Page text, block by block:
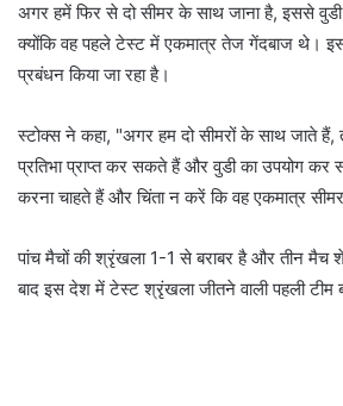
अगर हमें फिर से दो सीमर के साथ जाना है, इससे
क्योंकि वह पहले टेस्ट में एकमात्र तेज गेंदबाज थे।
प्रबंधन किया जा रहा है।
स्टोक्स ने कहा, "अगर हम दो सीमरों के साथ जाते हैं,
प्रतिभा प्राप्त कर सकते हैं और वुडी का उपयोग
करना चाहते हैं और चिंता न करें कि वह एकमात्र
पांच मैचों की श्रृंखला 1-1 से बराबर है और तीन मैच
बाद इस देश में टेस्ट श्रृंखला जीतने वाली पहली टीम